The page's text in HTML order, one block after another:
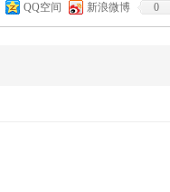
QQ空间 新浪微博 0